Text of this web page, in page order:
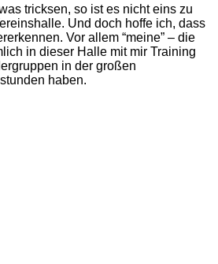
tricksen, so ist es nicht eins zu
Und doch hoffe ich, dass
Vor allem “meine” – die
in dieser Halle mit mir Training
in der großen
haben.